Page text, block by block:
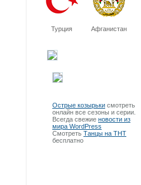
Турция Афганистан
Острые козырьки смотреть
онлайн все сезоны и серии.
Всегда свежие новости из
мира WordPress
Смотреть Танцы на ТНТ
бесплатно